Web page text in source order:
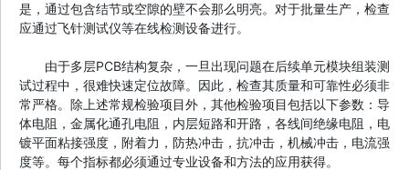
是，通过包含结节或空隙的壁不会那么明亮。对于批量生产，检查
应通过飞针测试仪等在线检测设备进行。
由于多层PCB结构复杂，一旦出现问题在后续单元模块组装测
试过程中，很难快速定位故障。因此，检查其质量和可靠性必须非
常严格。除上述常规检验项目外，其他检验项目包括以下参数：导
体电阻，金属化通孔电阻，内层短路和开路，各线间绝缘电阻，电
镀平面粘接强度，附着力，防热冲击，抗冲击，机械冲击，电流强
度等。每个指标都必须通过专业设备和方法的应用获得。